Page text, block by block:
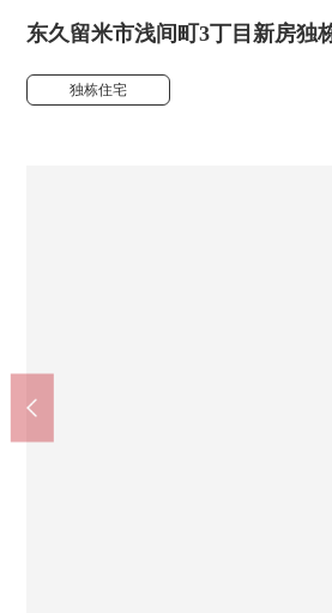
东久留米市浅间町3丁目新房独
独栋住宅